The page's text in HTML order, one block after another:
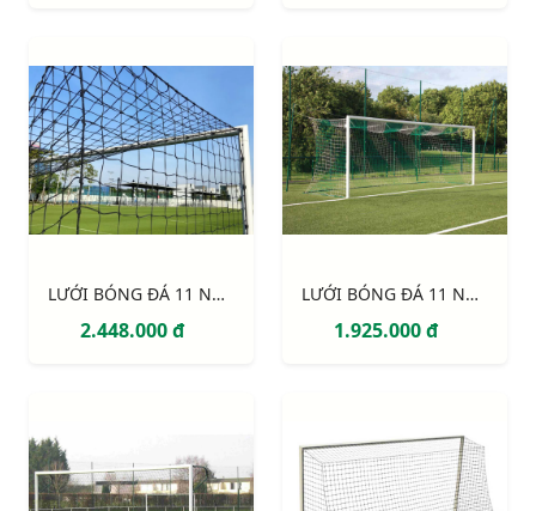
LƯỚI BÓNG ĐÁ 11 NGƯỜI S12863W
2.448.000 đ
LƯỚI BÓNG ĐÁ 11 NGƯỜI S12861W
1.925.000 đ